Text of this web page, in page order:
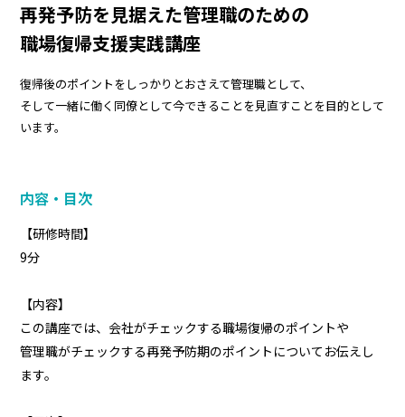
再発予防を見据えた管理職のための
職場復帰支援実践講座
復帰後のポイントをしっかりとおさえて管理職として、
そして一緒に働く同僚として今できることを見直すことを目的として
います。
内容・目次
【研修時間】
9分
【内容】
この講座では、会社がチェックする職場復帰のポイントや
管理職がチェックする再発予防期のポイントについてお伝えし
ます。